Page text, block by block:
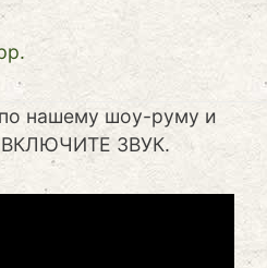
нашему шоу-руму и
ВКЛЮЧИТЕ ЗВУК.